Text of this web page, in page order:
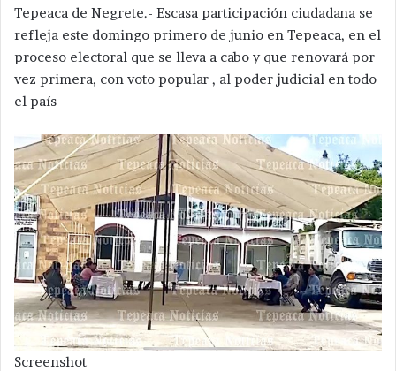
Tepeaca de Negrete.- Escasa participación ciudadana se
refleja este domingo primero de junio en Tepeaca, en el
proceso electoral que se lleva a cabo y que renovará por
vez primera, con voto popular , al poder judicial en todo
el país
Screenshot